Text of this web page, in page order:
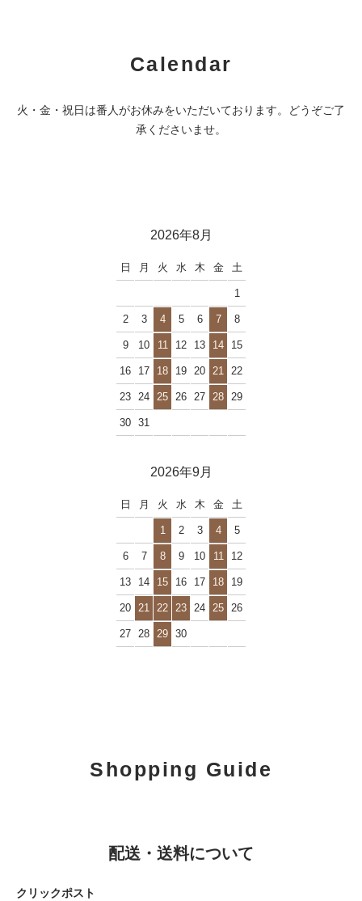
Calendar
火・金・祝日は番人がお休みをいただいております。どうぞご了
承くださいませ。
2026年8月
日 月 火 水 木 金 土
1
2 3 4 5 6 7 8
9 10 11 12 13 14 15
16 17 18 19 20 21 22
23 24 25 26 27 28 29
30 31
2026年9月
日 月 火 水 木 金 土
1 2 3 4 5
6 7 8 9 10 11 12
13 14 15 16 17 18 19
20 21 22 23 24 25 26
27 28 29 30
Shopping Guide
配送・送料について
クリックポスト